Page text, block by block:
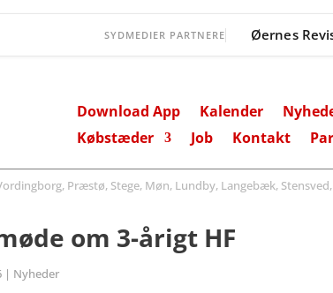
SYDMEDIER PARTNERE Øernes
Download App Kalender
Købstæder
Job Kontakt
Præstø, Stege, Møn, Lundby, Langebæk, Stensved,
om 3-årigt HF
| Nyheder